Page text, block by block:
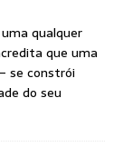
qualquer
que uma
se constrói
do seu